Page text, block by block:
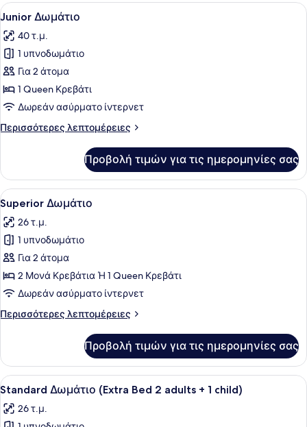
Προβολή
όλων
των
φωτογραφιών
για
Junior
Δωμάτιο
Ένα σύγχρονο δωμάτιο
15
Junior Δωμάτιο
40 τ.μ.
1 υπνοδωμάτιο
Για 2 άτομα
1 Queen Κρεβάτι
Δωρεάν ασύρματο ίντερνετ
Περισσότερες λεπτομέρειες
Περισσότερες
Δωμάτιο
Προβολή τιμών για τις ημερομηνίες σας
Προβολή
όλων
των
φωτογραφιών
για
Superior
Δωμάτιο
Ένα δωμάτιο ξενοδοχείου με ένα
7
Superior Δωμάτιο
26 τ.μ.
1 υπνοδωμάτιο
Για 2 άτομα
2 Μονά Κρεβάτια Ή 1 Queen Κρεβάτι
Δωρεάν ασύρματο ίντερνετ
Περισσότερες λεπτομέρειες
Περισσότερες
Δωμάτιο
Προβολή τιμών για τις ημερομηνίες σας
Προβολή
όλων
των
Ένα δωμάτιο ξενοδοχείου με ένα
5
Standard Δωμάτιο (Extra Bed 2 adults + 1 child)
26 τ.μ.